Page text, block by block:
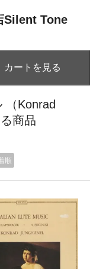
Silent Tone
カートを見る
（Konrad
商品
順